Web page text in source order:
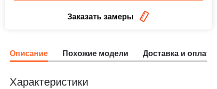
Заказать замеры
Описание Похожие модели Доставка и оплата
Характеристики